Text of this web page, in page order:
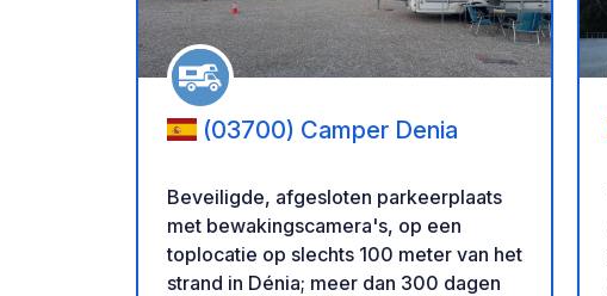
(03700) Camper Denia
Beveiligde, afgesloten parkeerplaats
met bewakingscamera's, op een
toplocatie op slechts 100 meter van het
strand in Dénia; meer dan 300 dagen